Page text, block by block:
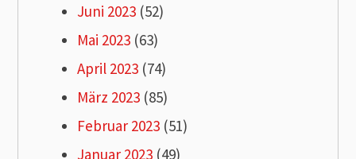
Juni 2023 (52)
Mai 2023 (63)
April 2023 (74)
März 2023 (85)
Februar 2023 (51)
Januar 2023 (49)